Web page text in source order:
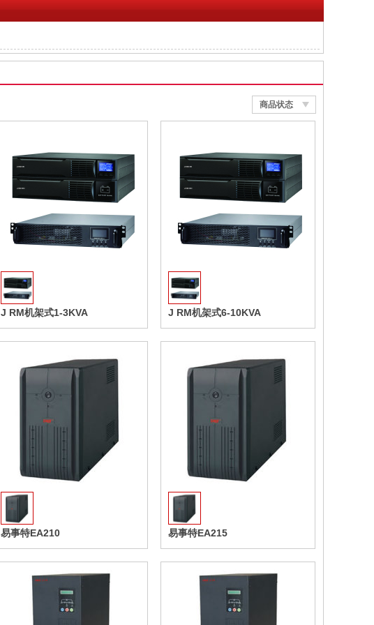
商品状态
收藏 收藏
J RM机架式1-3KVA J RM机架式6-10KVA
易事特EA210 易事特EA215